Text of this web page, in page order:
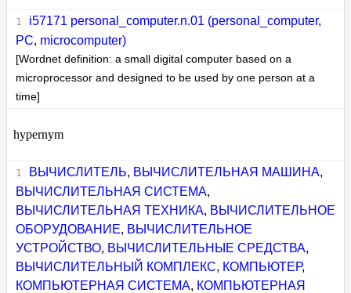
i57171 personal_computer.n.01 (personal_computer,
PC, microcomputer)
[Wordnet definition: a small digital computer based on a
microprocessor and designed to be used by one person at a
time]
hypernym
ВЫЧИСЛИТЕЛЬ, ВЫЧИСЛИТЕЛЬНАЯ МАШИНА,
ВЫЧИСЛИТЕЛЬНАЯ СИСТЕМА,
ВЫЧИСЛИТЕЛЬНАЯ ТЕХНИКА, ВЫЧИСЛИТЕЛЬНОЕ
ОБОРУДОВАНИЕ, ВЫЧИСЛИТЕЛЬНОЕ
УСТРОЙСТВО, ВЫЧИСЛИТЕЛЬНЫЕ СРЕДСТВА,
ВЫЧИСЛИТЕЛЬНЫЙ КОМПЛЕКС, КОМПЬЮТЕР,
КОМПЬЮТЕРНАЯ СИСТЕМА, КОМПЬЮТЕРНАЯ